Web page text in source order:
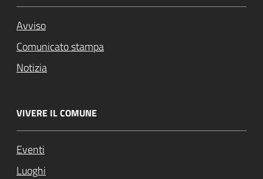
Avviso
Comunicato stampa
Notizia
VIVERE IL COMUNE
Eventi
Luoghi